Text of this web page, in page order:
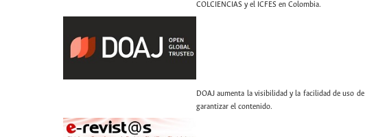
COLCIENCIAS y el ICFES en Colombia.
DOAJ aumenta la visibilidad y la facilidad de uso
garantizar el contenido.